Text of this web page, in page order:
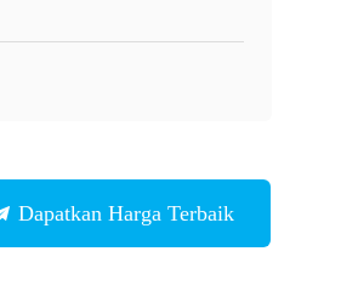
Dapatkan Harga Terbaik